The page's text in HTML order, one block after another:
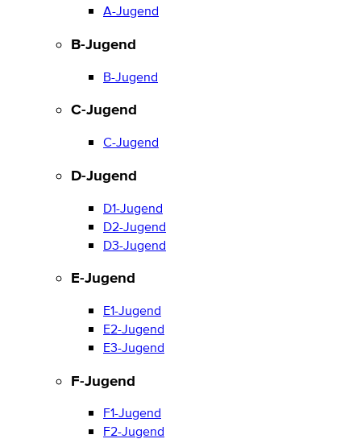
A-Jugend
B-Jugend
B-Jugend
C-Jugend
C-Jugend
D-Jugend
D1-Jugend
D2-Jugend
D3-Jugend
E-Jugend
E1-Jugend
E2-Jugend
E3-Jugend
F-Jugend
F1-Jugend
F2-Jugend